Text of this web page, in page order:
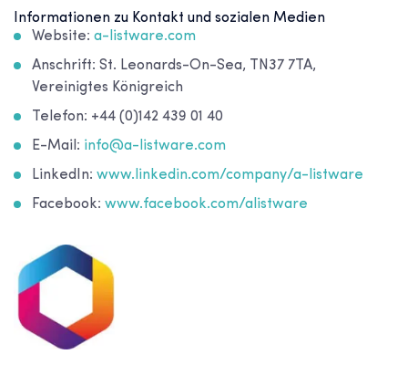
Informationen zu Kontakt und sozialen Medien
Website: a-listware.com
Anschrift: St. Leonards-On-Sea, TN37 7TA,
Vereinigtes Königreich
Telefon: +44 (0)142 439 01 40
E-Mail: info@a-listware.com
LinkedIn: www.linkedin.com/company/a-listware
Facebook: www.facebook.com/alistware